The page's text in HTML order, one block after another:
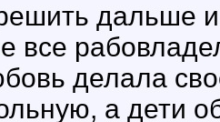
дальше и
все
делала
а дети